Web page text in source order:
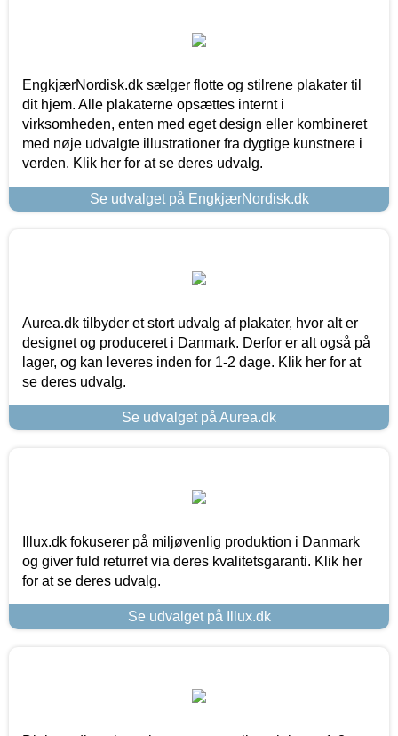
EngkjærNordisk.dk sælger flotte og stilrene plakater til
dit hjem. Alle plakaterne opsættes internt i
virksomheden, enten med eget design eller kombineret
med nøje udvalgte illustrationer fra dygtige kunstnere i
verden. Klik her for at se deres udvalg.
Se udvalget på EngkjærNordisk.dk
Aurea.dk tilbyder et stort udvalg af plakater, hvor alt er
designet og produceret i Danmark. Derfor er alt også på
lager, og kan leveres inden for 1-2 dage. Klik her for at
se deres udvalg.
Se udvalget på Aurea.dk
Illux.dk fokuserer på miljøvenlig produktion i Danmark
og giver fuld returret via deres kvalitetsgaranti. Klik her
for at se deres udvalg.
Se udvalget på Illux.dk